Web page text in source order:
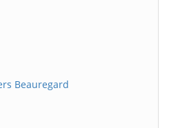
Beauregard